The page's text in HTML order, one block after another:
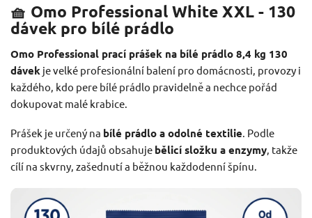
🧺 Omo Professional White XXL - 130
dávek pro bílé prádlo
Omo Professional prací prášek na bílé prádlo 8,4 kg 130
dávek je velké profesionální balení pro domácnosti, provozy i
každého, kdo pere bílé prádlo pravidelně a nechce pořád
dokupovat malé krabice.
Prášek je určený na bílé prádlo a odolné textilie. Podle
produktových údajů obsahuje bělicí složku a enzymy, takže
cílí na skvrny, zašednutí a běžnou každodenní špínu.